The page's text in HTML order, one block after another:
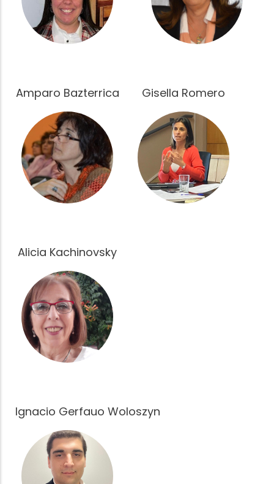
Amparo Bazterrica
Fotografía Gisella Romero
Fotografía
Alicia Kachinovsky
Fotografía
Ignacio Gerfauo Woloszyn
Fotografía